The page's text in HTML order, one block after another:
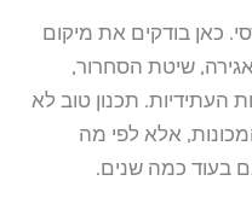
כאן בודקים את מיקום
שיטת הסחרור,
העתידיות. תכנון טוב לא
אלא לפי מה
בעוד כמה שנים.